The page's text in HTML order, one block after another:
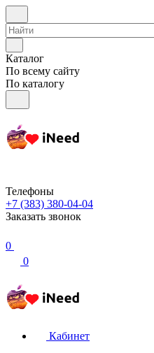
Каталог
По всему сайту
По каталогу
Телефоны
+7 (383) 380-04-04
Заказать звонок
0
0
Кабинет